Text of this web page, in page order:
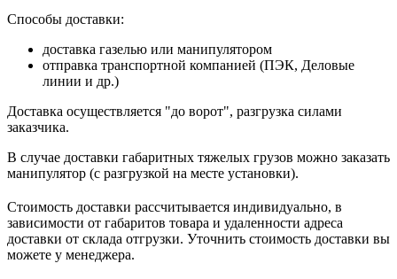
Способы доставки:
доставка газелью или манипулятором
отправка транспортной компанией (ПЭК, Деловые
линии и др.)
Доставка осуществляется "до ворот", разгрузка силами
заказчика.
В случае доставки габаритных тяжелых грузов можно заказать
манипулятор (с разгрузкой на месте установки).
Стоимость доставки рассчитывается индивидуально, в
зависимости от габаритов товара и удаленности адреса
доставки от склада отгрузки. Уточнить стоимость доставки вы
можете у менеджера.